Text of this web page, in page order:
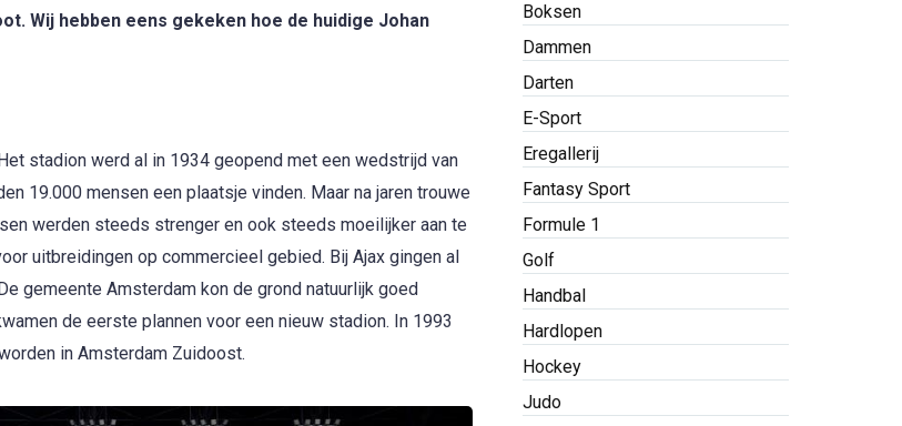
Wij hebben eens gekeken hoe de huidige Johan
stadion werd al in 1934 geopend met een wedstrijd van
19.000 mensen een plaatsje vinden. Maar na jaren trouwe
werden steeds strenger en ook steeds moeilijker aan te
uitbreidingen op commercieel gebied. Bij Ajax gingen al
gemeente Amsterdam kon de grond natuurlijk goed
de eerste plannen voor een nieuw stadion. In 1993
in Amsterdam Zuidoost.
Boksen
Dammen
Darten
E-Sport
Eregallerij
Fantasy Sport
Formule 1
Golf
Handbal
Hardlopen
Hockey
Judo